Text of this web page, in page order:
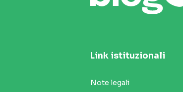
Link istituzionali
Note legali